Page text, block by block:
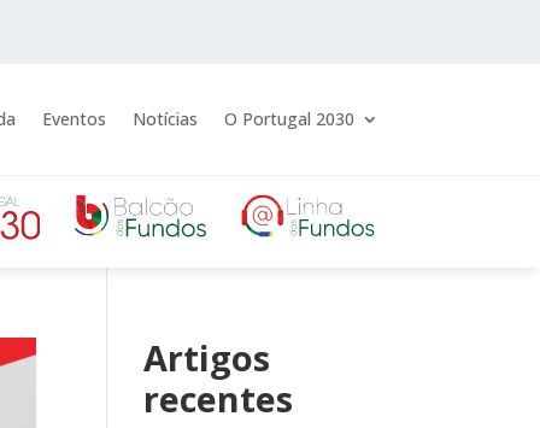
Eventos Notícias O Portugal 2030
Artigos
recentes